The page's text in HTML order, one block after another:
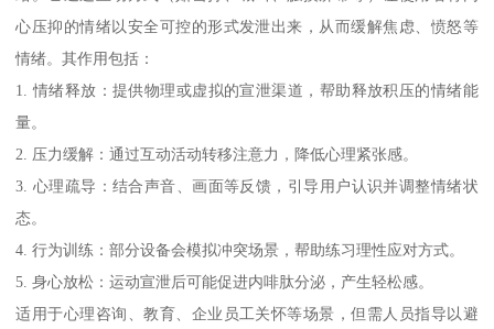
心压抑的情绪以安全可控的形式发泄出来，从而缓解焦虑、愤怒等
情绪。其作用包括：
1. 情绪释放：提供物理或虚拟的宣泄渠道，帮助释放积压的情绪能
量。
2. 压力缓解：通过互动活动转移注意力，降低心理紧张感。
3. 心理疏导：结合声音、画面等反馈，引导用户认识并调整情绪状
态。
4. 行为训练：部分设备会模拟冲突场景，帮助练习理性应对方式。
5. 身心放松：运动宣泄后可能促进内啡肽分泌，产生轻松感。
适用于心理咨询、教育、企业员工关怀等场景，但需人员指导以避